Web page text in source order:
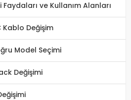
ve Kullanım Alanları
Değişim
Model Seçimi
Değişimi